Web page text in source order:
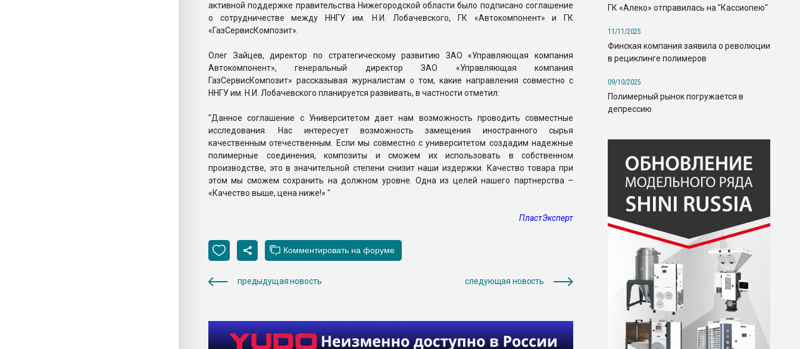
активной поддержке правительства Нижегородской области было подписано соглашение
о сотрудничестве между ННГУ им. Н.И. Лобачевского, ГК «Автокомпонент» и ГК
«ГазСервисКомпозит».
Олег Зайцев, директор по стратегическому развитию ЗАО «Управляющая компания
Автокомпонент», генеральный директор ЗАО «Управляющая компания
ГазСервисКомпозит» рассказывая журналистам о том, какие направления совместно с
ННГУ им. Н.И. Лобачевского планируется развивать, в частности отметил:
"Данное соглашение с Университетом дает нам возможность проводить совместные
исследования. Нас интересует возможность замещения иностранного сырья
качественным отечественным. Если мы совместно с университетом создадим надежные
полимерные соединения, композиты и сможем их использовать в собственном
производстве, это в значительной степени снизит наши издержки. Качество товара при
этом мы сможем сохранить на должном уровне. Одна из целей нашего партнерства –
«Качество выше, цена ниже!» "
ПластЭксперт
предыдущая новость следующая новость
ГК «Алеко» отправилась на "Кассиопею"
11/11/2025
Финская компания заявила о революции
в рециклинге полимеров
09/10/2025
Полимерный рынок погружается в
депрессию